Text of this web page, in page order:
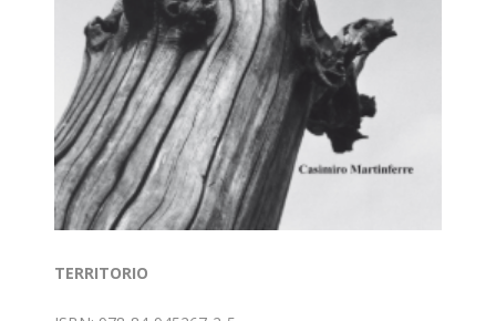
TERRITORIO